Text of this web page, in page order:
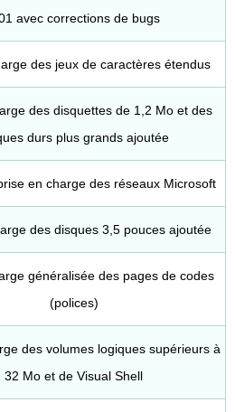
avec corrections de bugs
des jeux de caractères étendus
des disquettes de 1,2 Mo et des
durs plus grands ajoutée
en charge des réseaux Microsoft
des disques 3,5 pouces ajoutée
généralisée des pages de codes
(polices)
des volumes logiques supérieurs à
32 Mo et de Visual Shell